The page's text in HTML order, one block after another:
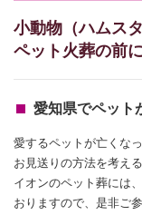
小動物（ハムス
ペット火葬の前
愛知県でペット
愛するペットが亡くな
お見送りの方法を考え
イオンのペット葬には
おりますので、是非ご